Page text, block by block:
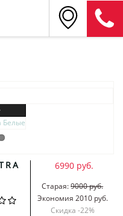
6990 руб.
Старая:9000 руб.
Экономия 2010 руб.
Скидка -22%